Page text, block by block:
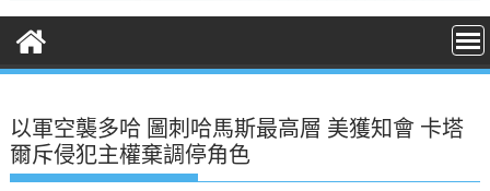
t
以軍空襲多哈 圖刺哈馬斯最高層 美獲知會 卡塔
爾斥侵犯主權棄調停角色